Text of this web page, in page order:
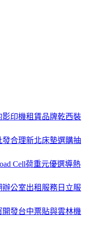
印機租賃品牌乾西裝
合理新北床墊選購抽
Cell荷重元優選導熱
公室出租服務日立服
發台中票貼與雲林機